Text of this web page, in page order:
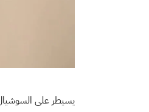
يسيطر على السوشيال